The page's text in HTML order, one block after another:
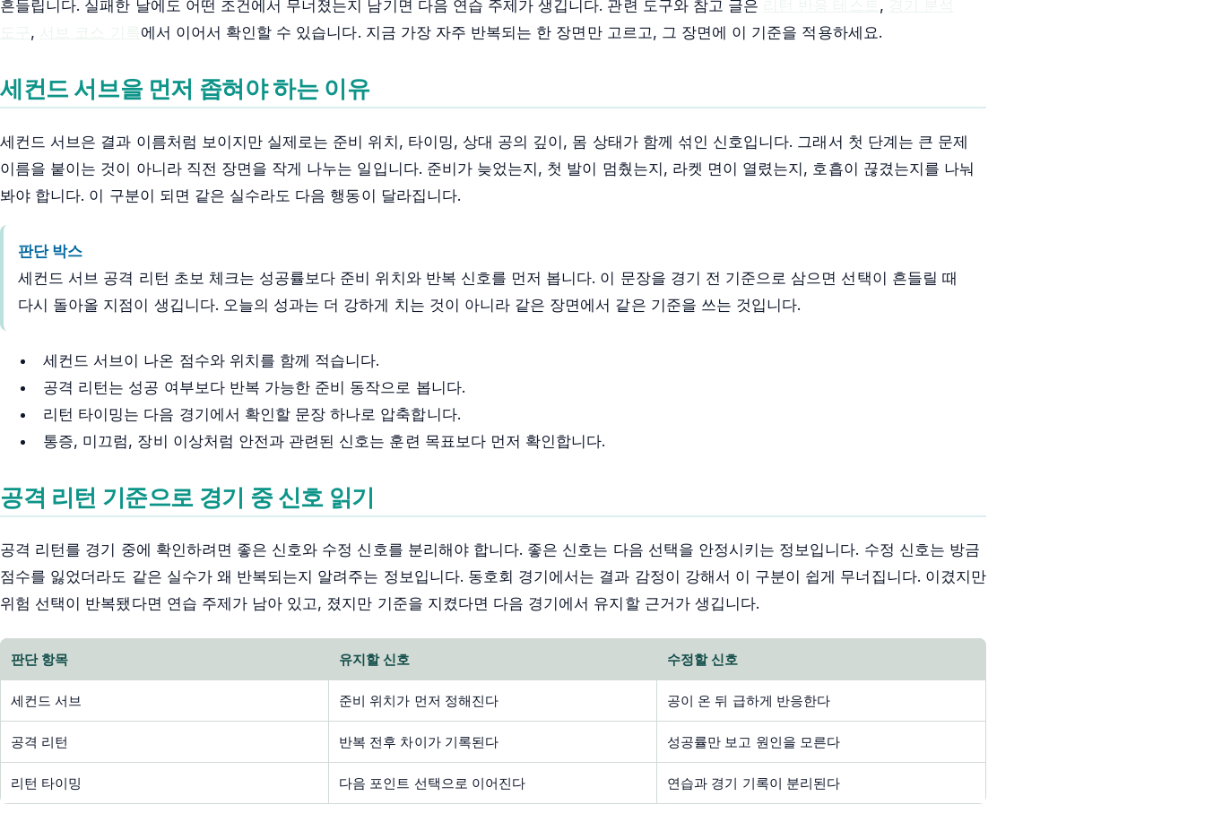
흔들립니다. 실패한 날에도 어떤 조건에서 무너졌는지 남기면 다음 연습 주제가 생깁니다. 관련 도구와 참고 글은
,
, 에서 이어서 확인할 수 있습니다. 지금 가장 자주 반복되는 한 장면만 고르고, 그 장면에 이 기준을 적용하세요.
세컨드 서브을 먼저 좁혀야 하는 이유
세컨드 서브은 결과 이름처럼 보이지만 실제로는 준비 위치, 타이밍, 상대 공의 깊이, 몸 상태가 함께 섞인 신호입니다. 그래서 첫 단계는 큰 문제
이름을 붙이는 것이 아니라 직전 장면을 작게 나누는 일입니다. 준비가 늦었는지, 첫 발이 멈췄는지, 라켓 면이 열렸는지, 호흡이 끊겼는지를 나눠
봐야 합니다. 이 구분이 되면 같은 실수라도 다음 행동이 달라집니다.
판단 박스
세컨드 서브 공격 리턴 초보 체크는 성공률보다 준비 위치와 반복 신호를 먼저 봅니다. 이 문장을 경기 전 기준으로 삼으면 선택이 흔들릴 때
다시 돌아올 지점이 생깁니다. 오늘의 성과는 더 강하게 치는 것이 아니라 같은 장면에서 같은 기준을 쓰는 것입니다.
세컨드 서브이 나온 점수와 위치를 함께 적습니다.
공격 리턴는 성공 여부보다 반복 가능한 준비 동작으로 봅니다.
리턴 타이밍는 다음 경기에서 확인할 문장 하나로 압축합니다.
통증, 미끄럼, 장비 이상처럼 안전과 관련된 신호는 훈련 목표보다 먼저 확인합니다.
공격 리턴 기준으로 경기 중 신호 읽기
공격 리턴를 경기 중에 확인하려면 좋은 신호와 수정 신호를 분리해야 합니다. 좋은 신호는 다음 선택을 안정시키는 정보입니다. 수정 신호는 방금
점수를 잃었더라도 같은 실수가 왜 반복되는지 알려주는 정보입니다. 동호회 경기에서는 결과 감정이 강해서 이 구분이 쉽게 무너집니다. 이겼지만
위험 선택이 반복됐다면 연습 주제가 남아 있고, 졌지만 기준을 지켰다면 다음 경기에서 유지할 근거가 생깁니다.
판단 항목 유지할 신호 수정할 신호
세컨드 서브 준비 위치가 먼저 정해진다 공이 온 뒤 급하게 반응한다
공격 리턴 반복 전후 차이가 기록된다 성공률만 보고 원인을 모른다
리턴 타이밍 다음 포인트 선택으로 이어진다 연습과 경기 기록이 분리된다